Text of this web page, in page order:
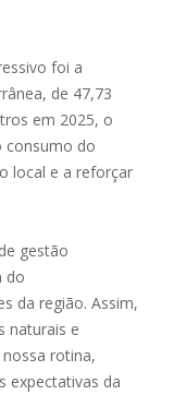
foi a
de 47,73
em 2025, o
consumo do
local e a reforçar
gestão
do
da região. Assim,
naturais e
rotina,
expectativas da